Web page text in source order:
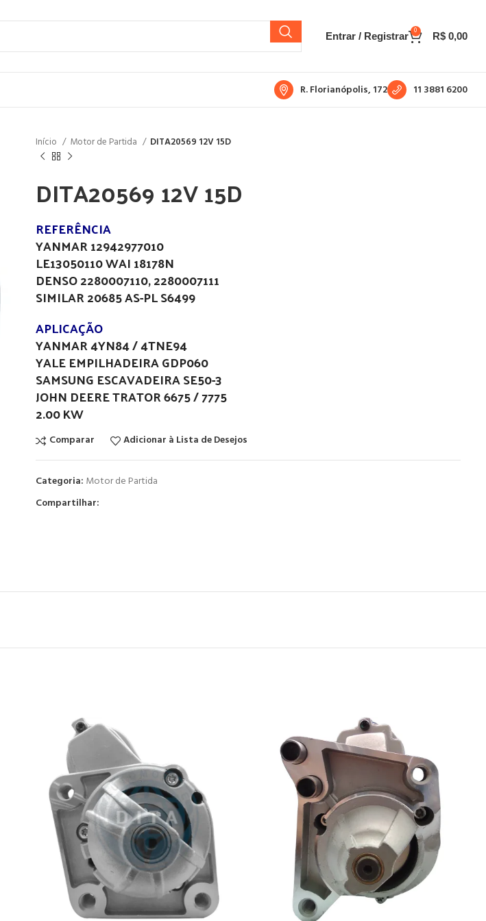
Entrar / Registrar 0 R$ 0,00
R. Florianópolis, 172 11 3881 6200
Início Motor de Partida DITA20569 12V 15D
DITA20569 12V 15D
REFERÊNCIA
YANMAR 12942977010
LE13050110 WAI 18178N
DENSO 2280007110, 2280007111
SIMILAR 20685 AS-PL S6499
APLICAÇÃO
YANMAR 4YN84 / 4TNE94
YALE EMPILHADEIRA GDP060
SAMSUNG ESCAVADEIRA SE50-3
JOHN DEERE TRATOR 6675 / 7775
2.00 KW
Comparar Adicionar à Lista de Desejos
Categoria: Motor de Partida
Compartilhar: